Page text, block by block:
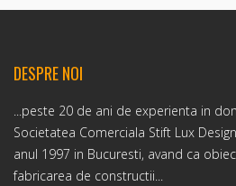
DESPRE NOI
...peste 20 de ani de experienta in
Societatea Comerciala Stift Lux
anul 1997 in Bucuresti, avand ca
fabricarea de constructii...